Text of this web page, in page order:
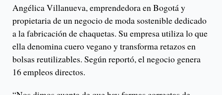
Angélica Villanueva, emprendedora en Bogotá y
propietaria de un negocio de moda sostenible dedicado
a la fabricación de chaquetas. Su empresa utiliza lo que
ella denomina cuero vegano y transforma retazos en
bolsas reutilizables. Según reportó, el negocio genera
16 empleos directos.